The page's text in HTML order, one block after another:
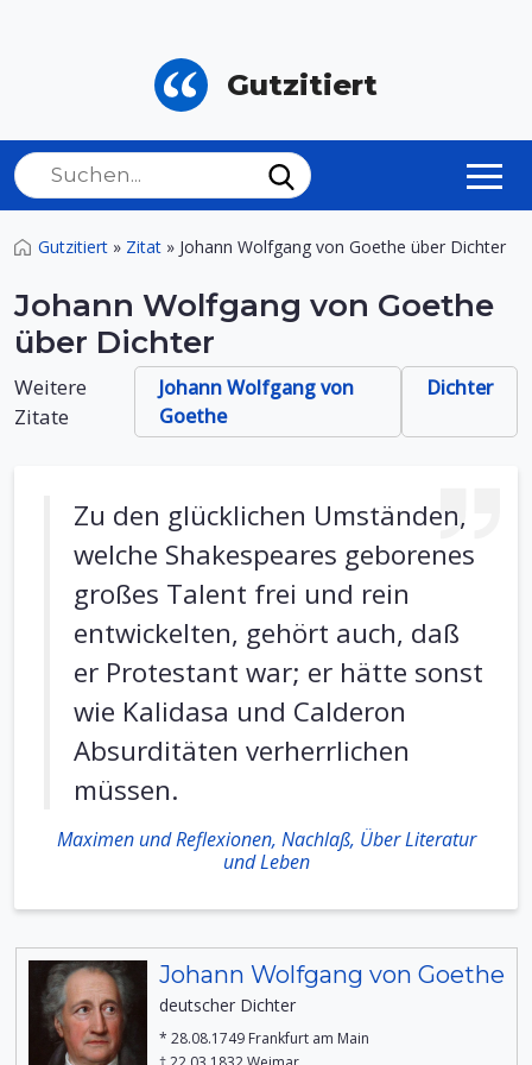
Gutzitiert
Gutzitiert » Zitat » Johann Wolfgang von Goethe über Dichter
Johann Wolfgang von Goethe
über Dichter
Weitere
Zitate
Johann Wolfgang von
Goethe
Dichter
Zu den glücklichen Umständen,
welche Shakespeares geborenes
großes Talent frei und rein
entwickelten, gehört auch, daß
er Protestant war; er hätte sonst
wie Kalidasa und Calderon
Absurditäten verherrlichen
müssen.
Maximen und Reflexionen, Nachlaß, Über Literatur
und Leben
Johann Wolfgang von Goethe
deutscher Dichter
* 28.08.1749 Frankfurt am Main